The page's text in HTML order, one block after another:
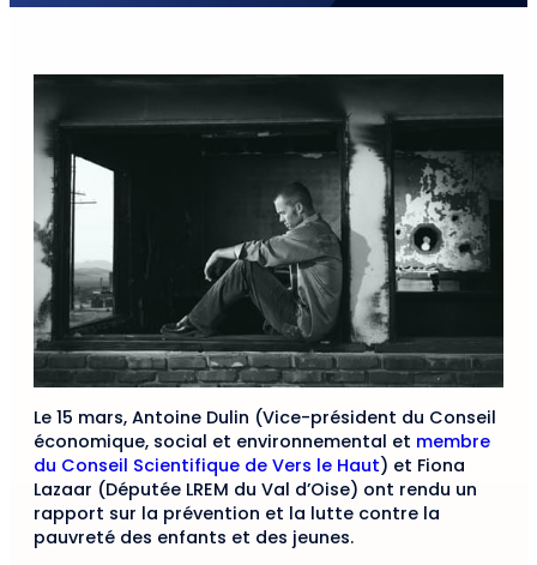
Le 15 mars, Antoine Dulin (Vice-président du Conseil
économique, social et environnemental et membre
du Conseil Scientifique de Vers le Haut) et Fiona
Lazaar (Députée LREM du Val d’Oise) ont rendu un
rapport sur la prévention et la lutte contre la
pauvreté des enfants et des jeunes.